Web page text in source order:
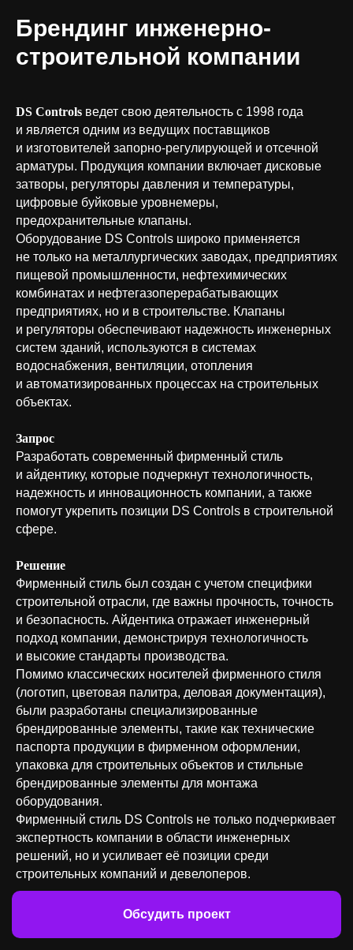
Брендинг инженерно-
строительной компании
DS Controls ведет свою деятельность с 1998 года
и является одним из ведущих поставщиков
и изготовителей запорно-регулирующей и отсечной
арматуры. Продукция компании включает дисковые
затворы, регуляторы давления и температуры,
цифровые буйковые уровнемеры,
предохранительные клапаны.
Оборудование DS Controls широко применяется
не только на металлургических заводах, предприятиях
пищевой промышленности, нефтехимических
комбинатах и нефтегазоперерабатывающих
предприятиях, но и в строительстве. Клапаны
и регуляторы обеспечивают надежность инженерных
систем зданий, используются в системах
водоснабжения, вентиляции, отопления
и автоматизированных процессах на строительных
объектах.
Запрос
Разработать современный фирменный стиль
и айдентику, которые подчеркнут технологичность,
надежность и инновационность компании, а также
помогут укрепить позиции DS Controls в строительной
сфере.
Решение
Фирменный стиль был создан с учетом специфики
строительной отрасли, где важны прочность, точность
и безопасность. Айдентика отражает инженерный
подход компании, демонстрируя технологичность
и высокие стандарты производства.
Помимо классических носителей фирменного стиля
(логотип, цветовая палитра, деловая документация),
были разработаны специализированные
брендированные элементы, такие как технические
паспорта продукции в фирменном оформлении,
упаковка для строительных объектов и стильные
брендированные элементы для монтажа
оборудования.
Фирменный стиль DS Controls не только подчеркивает
экспертность компании в области инженерных
решений, но и усиливает её позиции среди
строительных компаний и девелоперов.
Обсудить проект